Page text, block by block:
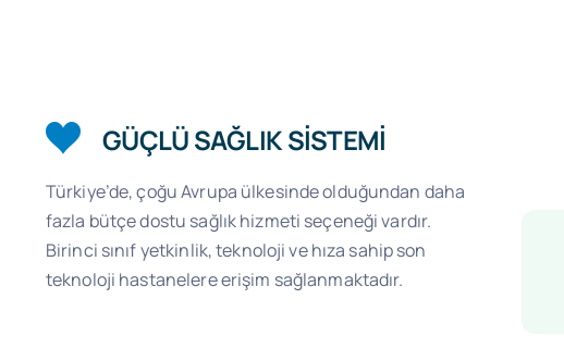
GÜÇLÜ SAĞLIK SİSTEMİ
Türkiye’de, çoğu Avrupa ülkesinde olduğundan daha
fazla bütçe dostu sağlık hizmeti seçeneği vardır.
Birinci sınıf yetkinlik, teknoloji ve hıza sahip son
teknoloji hastanelere erişim sağlanmaktadır.